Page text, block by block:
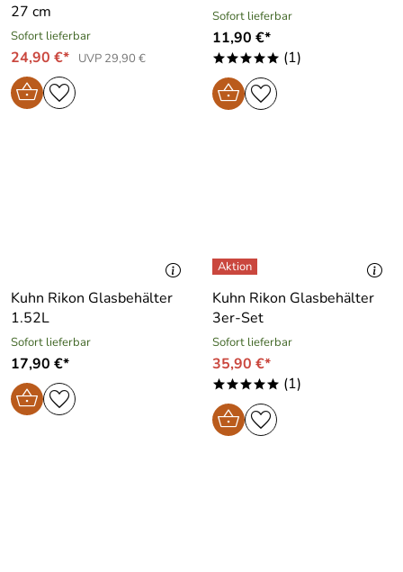
27 cm
Sofort lieferbar
24,90 €* UVP 29,90 €
Sofort lieferbar
11,90 €*
***** (1)
Kuhn Rikon Glasbehälter
1.52L
Sofort lieferbar
17,90 €*
Kuhn Rikon Glasbehälter
3er-Set
Sofort lieferbar
35,90 €*
***** (1)